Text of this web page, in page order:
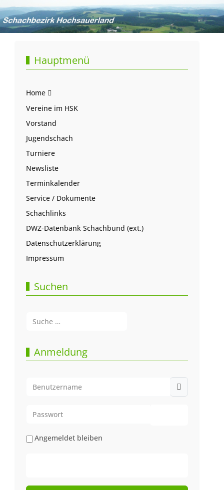
Hauptmenü
Home
Vereine im HSK
Vorstand
Jugendschach
Turniere
Newsliste
Terminkalender
Service / Dokumente
Schachlinks
DWZ-Datenbank Schachbund (ext.)
Datenschutzerklärung
Impressum
Suchen
Anmeldung
Angemeldet bleiben